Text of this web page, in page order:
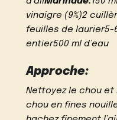
vinaigre (9%)2
feuilles de laurier5-
entier500 ml d’eau
Approche:
Nettoyez le chou
chou en fines